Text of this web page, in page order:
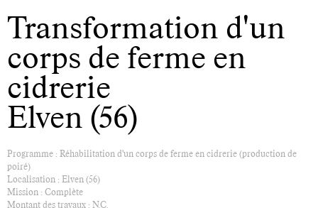
Transformation d'un
corps de ferme en
cidrerie
Elven (56)
Programme : Réhabilitation d'un corps de ferme en cidrerie (production de
poiré)
Localisation : Elven (56)
Mission : Complète
Montant des travaux : N.C.